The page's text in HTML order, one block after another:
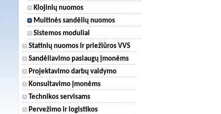
Klojinių nuomos
Muitinės sandėlių nuomos
Sistemos moduliai
Statinių nuomos ir priežiūros VVS
Sandėliavimo paslaugų įmonėms
Projektavimo darbų valdymo
Konsultavimo įmonėms
Technikos servisams
Pervežimo ir logistikos